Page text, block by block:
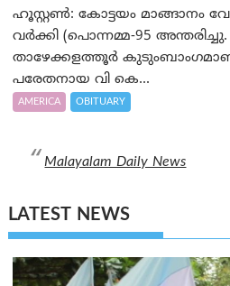
ഹൂസ്റ്റൺ: കോട്ടയം മാങ്ങാനം
വർക്കി (പൊന്നമ്മ-95
താഴേക്കളത്തൂർ
പരേതനായ വി കെ...
AMERICA OBITUARY
Malayalam Daily News
LATEST NEWS